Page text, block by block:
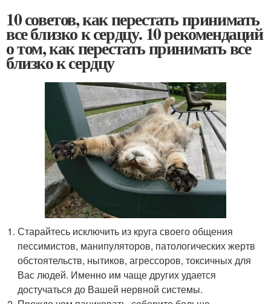
10 советов, как перестать принимать
все близко к сердцу. 10 рекомендаций
о том, как перестать принимать все
близко к сердцу
Старайтесь исключить из круга своего общения
пессимистов, манипуляторов, патологических жертв
обстоятельств, нытиков, агрессоров, токсичных для
Вас людей. Именно им чаще других удается
достучаться до Вашей нервной системы.